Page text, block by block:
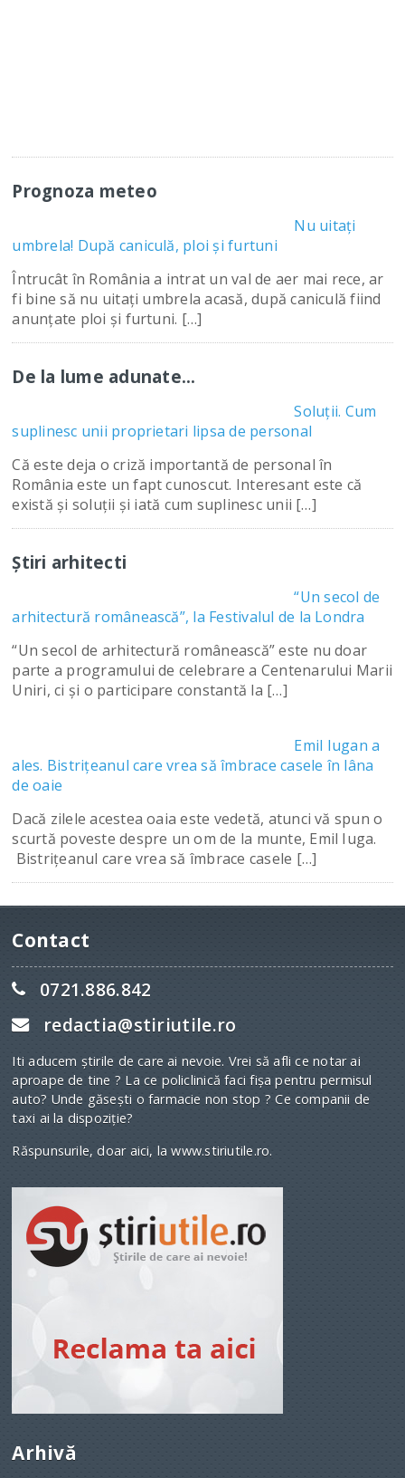
Prognoza meteo
Nu uitați
umbrela! După caniculă, ploi și furtuni
Întrucât în România a intrat un val de aer mai rece, ar
fi bine să nu uitați umbrela acasă, după caniculă fiind
anunțate ploi și furtuni. […]
De la lume adunate…
Soluții. Cum
suplinesc unii proprietari lipsa de personal
Că este deja o criză importantă de personal în
România este un fapt cunoscut. Interesant este că
există și soluții și iată cum suplinesc unii […]
Știri arhitecti
“Un secol de
arhitectură românească”, la Festivalul de la Londra
“Un secol de arhitectură românească” este nu doar
parte a programului de celebrare a Centenarului Marii
Uniri, ci şi o participare constantă la […]
Emil Iugan a
ales. Bistriţeanul care vrea să îmbrace casele în lâna
de oaie
Dacă zilele acestea oaia este vedetă, atunci vă spun o
scurtă poveste despre un om de la munte, Emil Iuga.
Bistriţeanul care vrea să îmbrace casele […]
Contact
0721.886.842
redactia@stiriutile.ro
Iti aducem ştirile de care ai nevoie. Vrei să afli ce notar ai
aproape de tine ? La ce policlinică faci fişa pentru permisul
auto? Unde găseşti o farmacie non stop ? Ce companii de
taxi ai la dispoziţie?
Răspunsurile, doar aici, la www.stiriutile.ro.
Arhivă